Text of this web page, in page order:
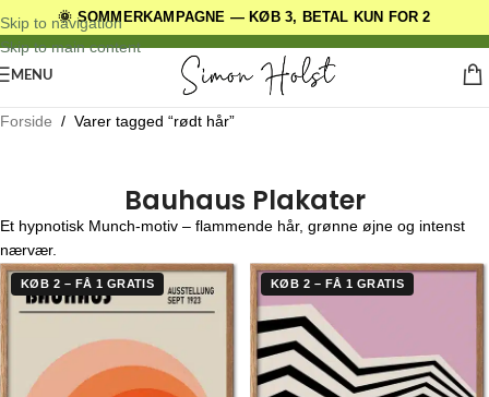
🌞 SOMMERKAMPAGNE — KØB 3, BETAL KUN FOR 2
Skip to navigation
Skip to main content
DANSKE ORIGINALE DESIGNS
MENU
Forside / Varer tagged “rødt hår”
Bauhaus Plakater
Et hypnotisk Munch-motiv – flammende hår, grønne øjne og intenst
nærvær.
KØB 2 – FÅ 1 GRATIS KØB 2 – FÅ 1 GRATIS